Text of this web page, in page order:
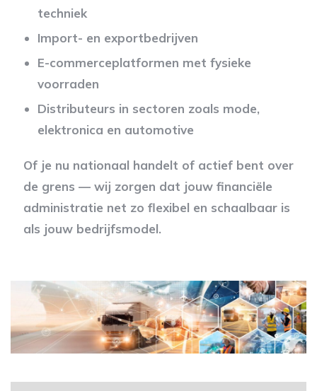
techniek
Import- en exportbedrijven
E-commerceplatformen met fysieke
voorraden
Distributeurs in sectoren zoals mode,
elektronica en automotive
Of je nu nationaal handelt of actief bent over
de grens — wij zorgen dat jouw financiële
administratie net zo flexibel en schaalbaar is
als jouw bedrijfsmodel.